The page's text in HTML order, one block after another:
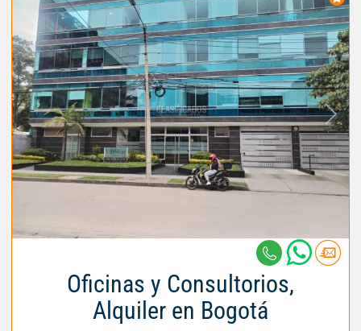
Oficinas y Consultorios,
Alquiler en Bogotá